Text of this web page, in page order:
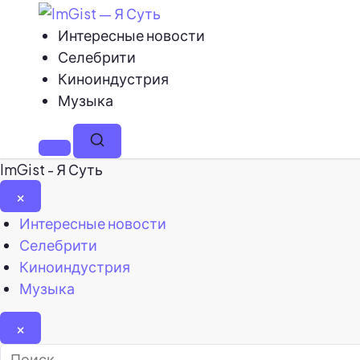
Интересные новости
Селебрити
Киноиндустрия
Музыка
МенюПоиск
ImGist - Я Суть
×
Закрыть
меню
Интересные новости
Селебрити
Киноиндустрия
Музыка
×
Найти: